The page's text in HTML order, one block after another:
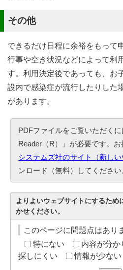
その他
できるだけ日程に余裕をもって
行事や空き状況などによって利
す。利用決定後であっても、お
設内で感染症が流行したりした
があります。
PDFファイルをご覧いただくに
Reader（R）」が必要です。
システムズ社のサイト（新し
ンロード（無料）してください
よりよいウェブサイトにするため
かせください。
このページに問題点はあり
特にない
内容が分か
探しにくい
情報が少ない